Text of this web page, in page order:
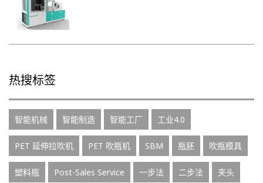
热搜标签
智能机械 智能制造 智能工厂 工业4.0
PET 延伸拉吹机 PET 吹瓶机 SBM 瓶胚 吹瓶模具
塑料瓶 Post-Sales Service 一步法 二步法 夹头